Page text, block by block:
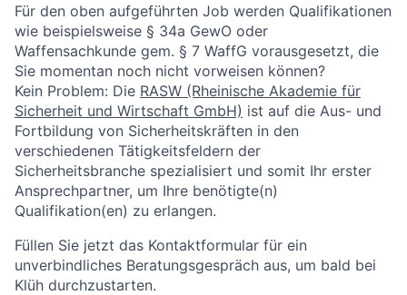
Für den oben aufgeführten Job werden Qualifikationen
wie beispielsweise § 34a GewO oder
Waffensachkunde gem. § 7 WaffG vorausgesetzt, die
Sie momentan noch nicht vorweisen können?
Kein Problem: Die RASW (Rheinische Akademie für
Sicherheit und Wirtschaft GmbH) ist auf die Aus- und
Fortbildung von Sicherheitskräften in den
verschiedenen Tätigkeitsfeldern der
Sicherheitsbranche spezialisiert und somit Ihr erster
Ansprechpartner, um Ihre benötigte(n)
Qualifikation(en) zu erlangen.
Füllen Sie jetzt das Kontaktformular für ein
unverbindliches Beratungsgespräch aus, um bald bei
Klüh durchzustarten.